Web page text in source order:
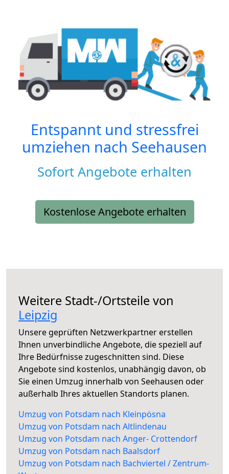
Entspannt und stressfrei
umziehen nach Seehausen
Sofort Angebote erhalten
Kostenlose Angebote erhalten
Weitere Stadt-/Ortsteile von
Leipzig
Unsere geprüften Netzwerkpartner erstellen
Ihnen unverbindliche Angebote, die speziell auf
Ihre Bedürfnisse zugeschnitten sind. Diese
Angebote sind kostenlos, unabhängig davon, ob
Sie einen Umzug innerhalb von Seehausen oder
außerhalb Ihres aktuellen Standorts planen.
Umzug von Potsdam nach Kleinpösna
Umzug von Potsdam nach Altlindenau
Umzug von Potsdam nach Anger- Crottendorf
Umzug von Potsdam nach Baalsdorf
Umzug von Potsdam nach Bachviertel / Zentrum-